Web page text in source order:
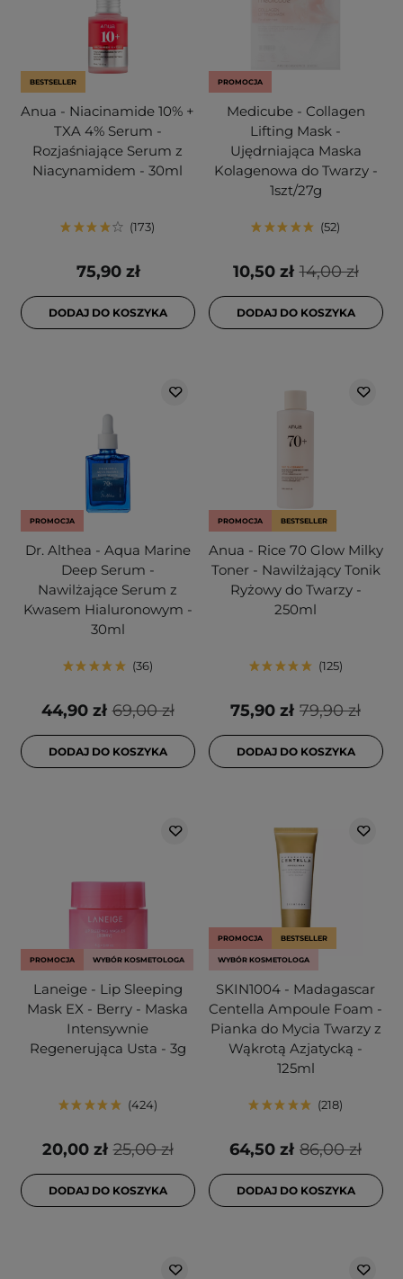
BESTSELLER
Anua - Niacinamide 10% +
TXA 4% Serum -
Rozjaśniające Serum z
Niacynamidem - 30ml
173
75,90 zł
DODAJ DO KOSZYKA
PROMOCJA
Medicube - Collagen
Lifting Mask -
Ujędrniająca Maska
Kolagenowa do Twarzy -
1szt/27g
52
14,00 zł
10,50 zł
DODAJ DO KOSZYKA
PROMOCJA
Dr. Althea - Aqua Marine
Deep Serum -
Nawilżające Serum z
Kwasem Hialuronowym -
30ml
36
69,00 zł
44,90 zł
DODAJ DO KOSZYKA
PROMOCJA BESTSELLER
Anua - Rice 70 Glow Milky
Toner - Nawilżający Tonik
Ryżowy do Twarzy -
250ml
125
79,90 zł
75,90 zł
DODAJ DO KOSZYKA
PROMOCJA WYBÓR KOSMETOLOGA
Laneige - Lip Sleeping
Mask EX - Berry - Maska
Intensywnie
Regenerująca Usta - 3g
424
25,00 zł
20,00 zł
DODAJ DO KOSZYKA
PROMOCJA BESTSELLER
WYBÓR KOSMETOLOGA
SKIN1004 - Madagascar
Centella Ampoule Foam -
Pianka do Mycia Twarzy z
Wąkrotą Azjatycką -
125ml
218
86,00 zł
64,50 zł
DODAJ DO KOSZYKA